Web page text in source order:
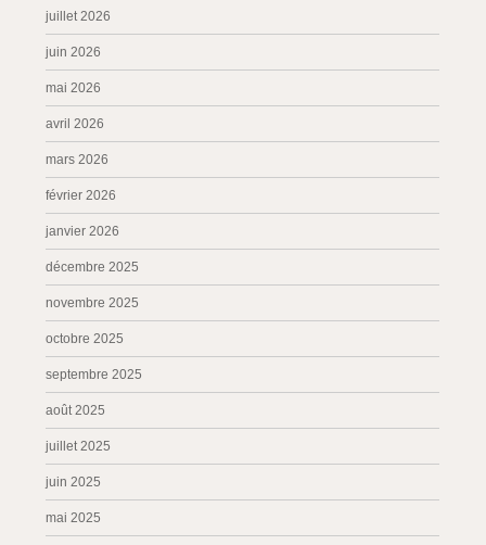
juillet 2026
juin 2026
mai 2026
avril 2026
mars 2026
février 2026
janvier 2026
décembre 2025
novembre 2025
octobre 2025
septembre 2025
août 2025
juillet 2025
juin 2025
mai 2025